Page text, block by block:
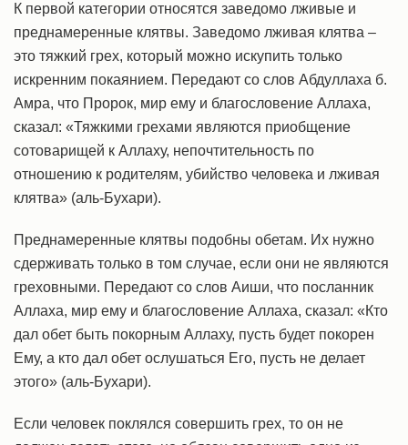
К первой категории относятся заведомо лживые и
преднамеренные клятвы. Заведомо лживая клятва –
это тяжкий грех, который можно искупить только
искренним покаянием. Передают со слов Абдуллаха б.
Амра, что Пророк, мир ему и благословение Аллаха,
сказал: «Тяжкими грехами являются приобщение
сотоварищей к Аллаху, непочтительность по
отношению к родителям, убийство человека и лживая
клятва» (аль-Бухари).
Преднамеренные клятвы подобны обетам. Их нужно
сдерживать только в том случае, если они не являются
греховными. Передают со слов Аиши, что посланник
Аллаха, мир ему и благословение Аллаха, сказал: «Кто
дал обет быть покорным Аллаху, пусть будет покорен
Ему, а кто дал обет ослушаться Его, пусть не делает
этого» (аль-Бухари).
Если человек поклялся совершить грех, то он не